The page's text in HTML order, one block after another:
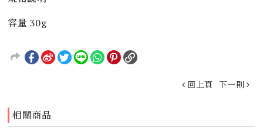
容量 30g
回上頁 下一則
相關商品